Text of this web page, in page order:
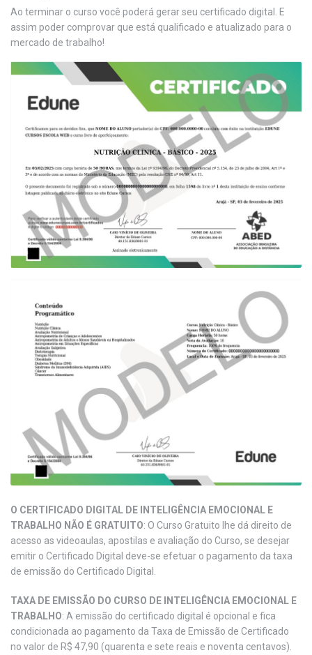
Ao terminar o curso você poderá gerar seu certificado digital. E
assim poder comprovar que está qualificado e atualizado para o
mercado de trabalho!
O CERTIFICADO DIGITAL DE INTELIGÊNCIA EMOCIONAL E
TRABALHO NÃO É GRATUITO: O Curso Gratuito lhe dá direito de
acesso as videoaulas, apostilas e avaliação do Curso, se desejar
emitir o Certificado Digital deve-se efetuar o pagamento da taxa
de emissão do Certificado Digital.
TAXA DE EMISSÃO DO CURSO DE INTELIGÊNCIA EMOCIONAL E
TRABALHO: A emissão do certificado digital é opcional e fica
condicionada ao pagamento da Taxa de Emissão de Certificado
no valor de R$ 47,90 (quarenta e sete reais e noventa centavos).